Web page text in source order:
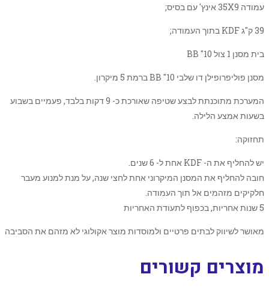
עמודה 35X9 אינץ' עם בסיס;
39 ק"ג KDF בתוך העמודה;
בית מסנן 1 צול BB "10
מסנן פוליפרופילן דו שלבי BB "10 ברמת 5 מיקרון.
המערכת מתוכנתת לבצע שטיפה שאורכת כ- 9 דקות בלבד, פעמיים בשבוע
בשעות אמצע הלילה.
תחזוקה:
יש להחליף את ה- KDF אחת ל- 6 שנים.
חובה להחליף את המסנן המיקרוני אחת לחצי שנה, על מנת למנוע מעבר
חלקיקים מזהמים אל תוך העמודה.
5 שנות אחריות, בכפוף לתעודת האחריות
מאושר לשיווק לבתים פרטיים ולמוסדות מוצר אקולוגי לא מזהם את הסביבה
מוצרים קשורים